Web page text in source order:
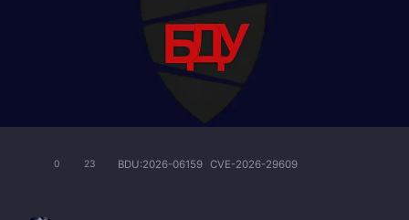
0 23 BDU:2026-06159 CVE-2026-29609